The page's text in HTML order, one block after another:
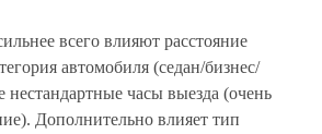
всего влияют расстояние
автомобиля (седан/бизнес/
нестандартные часы выезда (очень
Дополнительно влияет тип